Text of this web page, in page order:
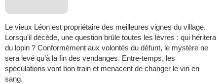
Le vieux Léon est propriétaire des meilleures vignes du village.
Lorsqu’il décède, une question brûle toutes les lèvres : qui héritera
du lopin ? Conformément aux volontés du défunt, le mystère ne
sera levé qu’à la fin des vendanges. Entre-temps, les
spéculations vont bon train et menacent de changer le vin en
sang.